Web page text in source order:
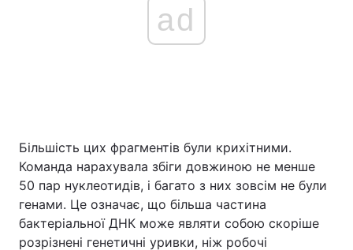
ad
Більшість цих фрагментів були крихітними.
Команда нарахувала збіги довжиною не менше
50 пар нуклеотидів, і багато з них зовсім не були
генами. Це означає, що більша частина
бактеріальної ДНК може являти собою скоріше
розрізнені генетичні уривки, ніж робочі